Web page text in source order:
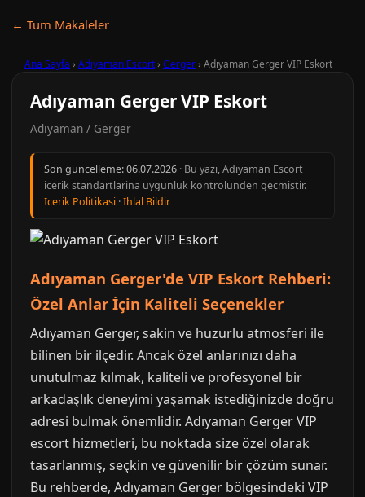
← Tum Makaleler
Ana Sayfa › Adıyaman Escort› Gerger› Adıyaman Gerger VIP Eskort
Adıyaman Gerger VIP Eskort
Adıyaman / Gerger
Son guncelleme:06.07.2026 · Bu yazi, Adıyaman Escort
icerik standartlarina uygunluk kontrolunden gecmistir.
Icerik Politikasi ·Ihlal Bildir
Adıyaman Gerger'de VIP Eskort Rehberi:
Özel Anlar İçin Kaliteli Seçenekler
Adıyaman Gerger, sakin ve huzurlu atmosferi ile
bilinen bir ilçedir. Ancak özel anlarınızı daha
unutulmaz kılmak, kaliteli ve profesyonel bir
arkadaşlık deneyimi yaşamak istediğinizde doğru
adresi bulmak önemlidir. Adıyaman Gerger VIP
escort hizmetleri, bu noktada size özel olarak
tasarlanmış, seçkin ve güvenilir bir çözüm sunar.
Bu rehberde, Adıyaman Gerger bölgesindeki VIP